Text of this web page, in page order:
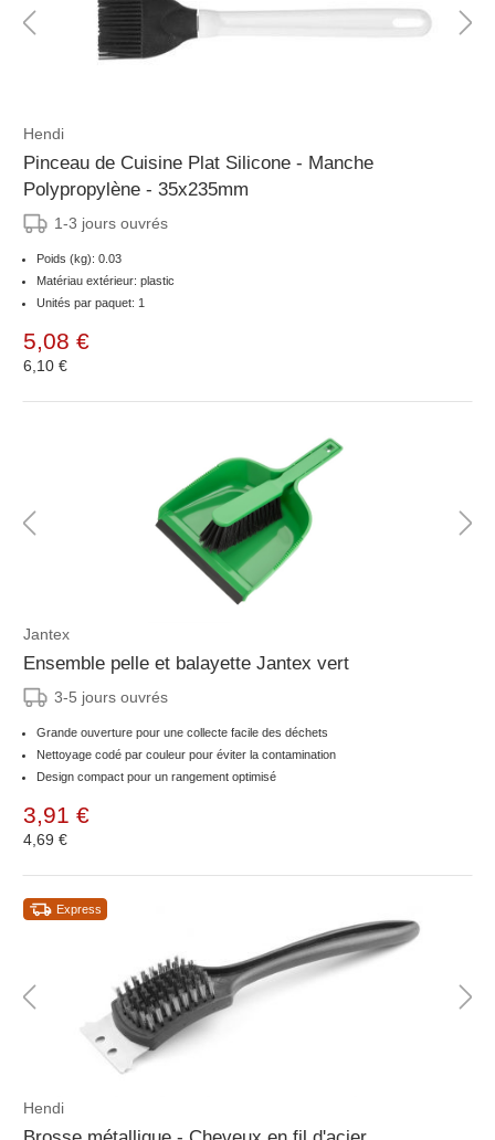
Hendi
Pinceau de Cuisine Plat Silicone - Manche
Polypropylène - 35x235mm
1-3 jours ouvrés
Poids (kg): 0.03
Matériau extérieur: plastic
Unités par paquet: 1
5,08 €
6,10 €
Jantex
Ensemble pelle et balayette Jantex vert
3-5 jours ouvrés
Grande ouverture pour une collecte facile des déchets
Nettoyage codé par couleur pour éviter la contamination
Design compact pour un rangement optimisé
3,91 €
4,69 €
Express
Hendi